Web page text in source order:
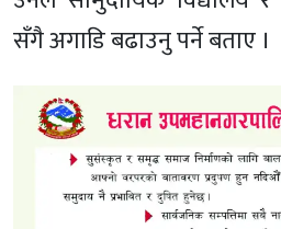
सँगै अगाडि बढाउनु पर्ने बताए ।